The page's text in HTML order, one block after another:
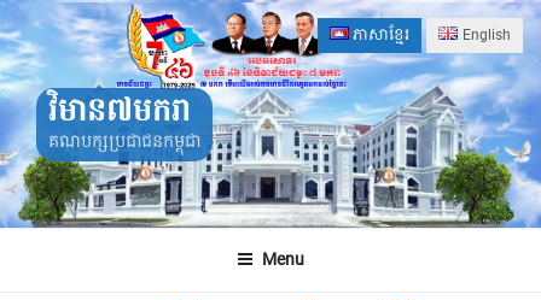
Skip
to
content
ភាសាខ្មែរ English
វិមាន៧មករា
គណបក្សប្រជាជនកម្ពុជា
Menu